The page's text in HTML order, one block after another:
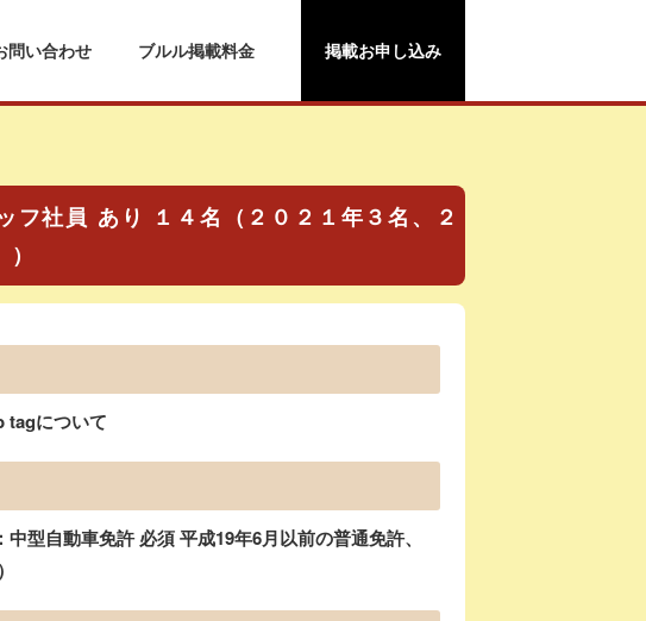
問い合わせ ブルル掲載料金 掲載お申し込み
社員 あり １４名（２０２１年３名、２
tagについて
型自動車免許 必須 平成19年6月以前の普通免許、